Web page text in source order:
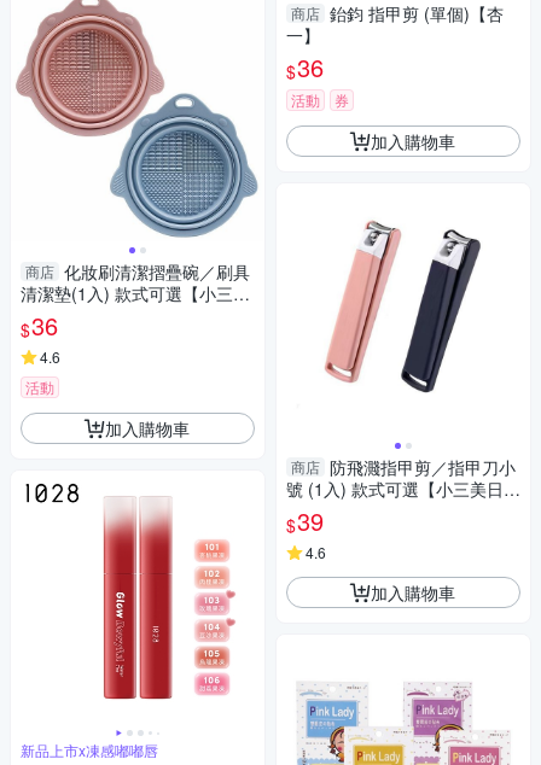
商店 化妝刷清潔摺疊碗／刷具
清潔墊(1入) 款式可選【小三美
日】 DS016672 底妝
$36
4.6
活動
加入購物車
新品上市x凍感嘟嘟唇
商店 鈶鈞 指甲剪 (單個)【杏
一】
$36
活動 券
加入購物車
商店 防飛濺指甲剪／指甲刀小
號 (1入) 款式可選【小三美日】
DS014959
$39
4.6
加入購物車